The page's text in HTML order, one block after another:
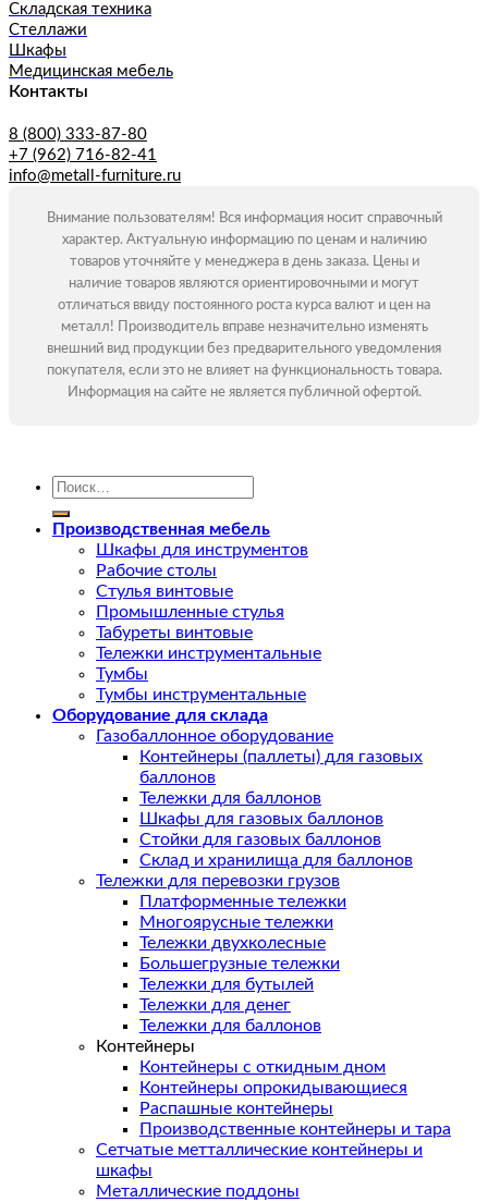
Складская техника
Стеллажи
Шкафы
Медицинская мебель
Контакты
8 (800) 333-87-80
+7 (962) 716-82-41
info@metall-furniture.ru
Внимание пользователям! Вся информация носит справочный
характер. Актуальную информацию по ценам и наличию
товаров уточняйте у менеджера в день заказа. Цены и
наличие товаров являются ориентировочными и могут
отличаться ввиду постоянного роста курса валют и цен на
металл! Производитель вправе незначительно изменять
внешний вид продукции без предварительного уведомления
покупателя, если это не влияет на функциональность товара.
Информация на сайте не является публичной офертой.
Искать:
Производственная мебель
Шкафы для инструментов
Рабочие столы
Стулья винтовые
Промышленные стулья
Табуреты винтовые
Тележки инструментальные
Тумбы
Тумбы инструментальные
Оборудование для склада
Газобаллонное оборудование
Контейнеры (паллеты) для газовых
баллонов
Тележки для баллонов
Шкафы для газовых баллонов
Стойки для газовых баллонов
Склад и хранилища для баллонов
Тележки для перевозки грузов
Платформенные тележки
Многоярусные тележки
Тележки двухколесные
Большегрузные тележки
Тележки для бутылей
Тележки для денег
Тележки для баллонов
Контейнеры
Контейнеры с откидным дном
Контейнеры опрокидывающиеся
Распашные контейнеры
Производственные контейнеры и тара
Сетчатые метталлические контейнеры и
шкафы
Металлические поддоны